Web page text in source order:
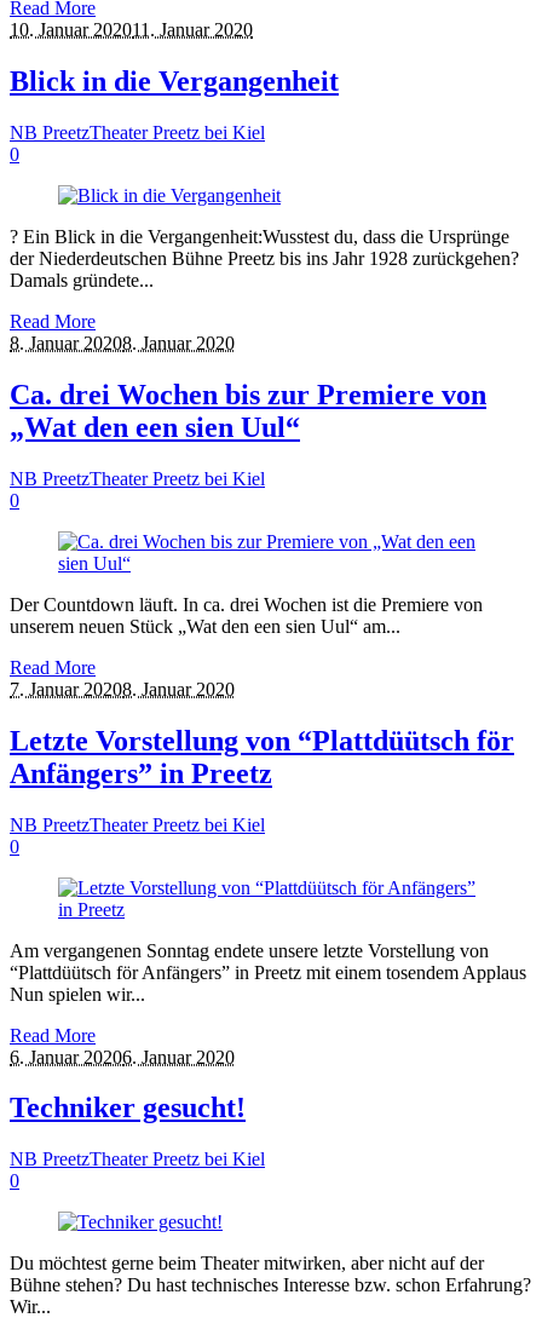
Read More
10. Januar 202011. Januar 2020
Blick in die Vergangenheit
NB PreetzTheater Preetz bei Kiel
0
?️ Ein Blick in die Vergangenheit:Wusstest du, dass die Ursprünge
der Niederdeutschen Bühne Preetz bis ins Jahr 1928 zurückgehen?
Damals gründete...
Read More
8. Januar 20208. Januar 2020
Ca. drei Wochen bis zur Premiere von
„Wat den een sien Uul“
NB PreetzTheater Preetz bei Kiel
0
Der Countdown läuft. In ca. drei Wochen ist die Premiere von
unserem neuen Stück „Wat den een sien Uul“ am...
Read More
7. Januar 20208. Januar 2020
Letzte Vorstellung von “Plattdüütsch för
Anfängers” in Preetz
NB PreetzTheater Preetz bei Kiel
0
Am vergangenen Sonntag endete unsere letzte Vorstellung von
“Plattdüütsch för Anfängers” in Preetz mit einem tosendem Applaus
Nun spielen wir...
Read More
6. Januar 20206. Januar 2020
Techniker gesucht!
NB PreetzTheater Preetz bei Kiel
0
Du möchtest gerne beim Theater mitwirken, aber nicht auf der
Bühne stehen? Du hast technisches Interesse bzw. schon Erfahrung?
Wir...